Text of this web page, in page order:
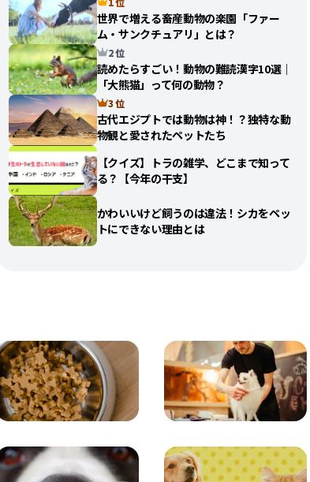
世界で増える畜産動物の楽園「ファー
ム・サンクチュアリ」とは？
2 位
読めたらすごい！動物の難読漢字10選｜
「大熊猫」って何の動物？
3 位
古代エジプトでは動物は神！？独特な動
物観と愛されたペットたち
【クイズ】トラの雑学、どこまで知って
る？【今年の干支】
かわいいけど飼うのは違法！シカをペッ
トにできない理由とは